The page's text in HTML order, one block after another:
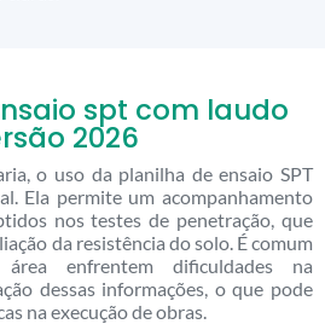
spt com laudo
2026
o uso da planilha de ensaio SPT
Ela permite um acompanhamento
nos testes de penetração, que
da resistência do solo. É comum
enfrentem dificuldades na
dessas informações, o que pode
na execução de obras.